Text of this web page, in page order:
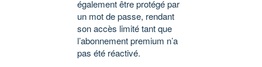
également être protégé par
un mot de passe, rendant
son accès limité tant que
l’abonnement premium n’a
pas été réactivé.